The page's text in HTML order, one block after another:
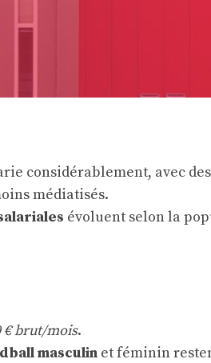
considérablement, avec des
médiatisés.
évoluent selon la
€ brut/mois.
masculin et féminin